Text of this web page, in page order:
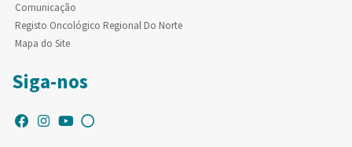
Comunicação
Registo Oncológico Regional Do Norte
Mapa do Site
Siga-nos